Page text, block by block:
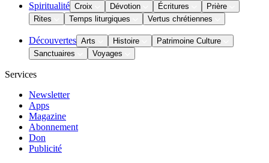
Spiritualité Croix Dévotion Écritures
Prière
Rites
Temps liturgiques Vertus chrétiennes
Découvertes Arts Histoire
Patrimoine Culture
Sanctuaires
Voyages
Services
Newsletter
Apps
Magazine
Abonnement
Don
Publicité